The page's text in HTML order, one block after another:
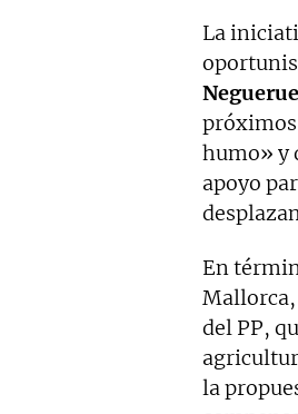
La
próximos
humo» y
apoyo
En
Mallorca,
del PP,
la